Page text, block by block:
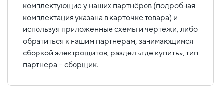
комплектующие у наших партнёров (подробная
комплектация указана в карточке товара) и
используя приложенные схемы и чертежи, либо
обратиться к нашим партнерам, занимающимся
сборкой электрощитов, раздел «где купить», тип
партнера – сборщик.